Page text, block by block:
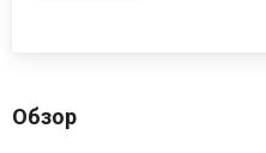
Обзор